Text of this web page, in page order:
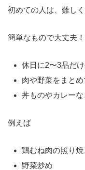
初めての人は、難し
簡単なもので大丈夫！
休日に2〜3品だ
肉や野菜をまと
丼ものやカレー
例えば
鶏むね肉の照り焼
野菜炒め